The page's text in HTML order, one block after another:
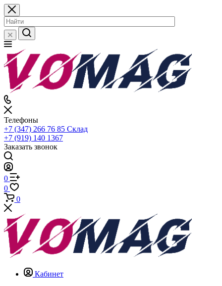
Телефоны
+7 (347) 266 76 85 Склад
+7 (919) 140 1367
Заказать звонок
0
0
0
Кабинет